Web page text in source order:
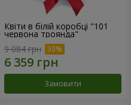
Квіти в білій коробці "101
червона троянда"
9 084 грн
Замовити